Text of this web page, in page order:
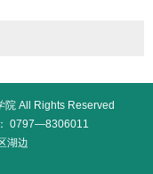
All Rights Reserved
0797—8306011
湖边